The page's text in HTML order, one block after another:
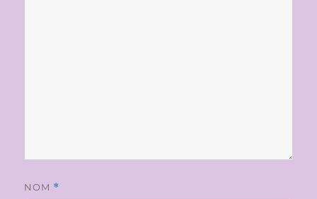
NOM *